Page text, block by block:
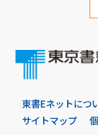
東書Eネットにつ
サイトマップ